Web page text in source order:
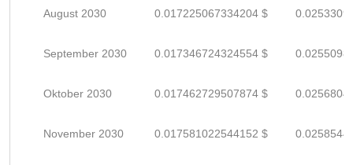
August 2030 0.017225067334204 $
September 2030 0.017346724324554 $
Oktober 2030 0.017462729507874 $
November 2030 0.017581022544152 $